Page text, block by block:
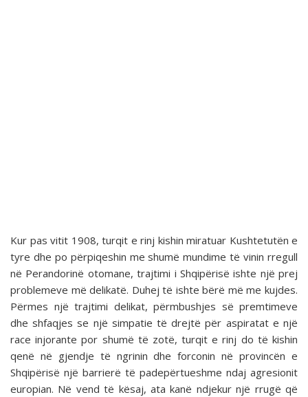
Kur pas vitit 1908, turqit e rinj kishin miratuar Kushtetutën e
tyre dhe po përpiqeshin me shumë mundime të vinin rregull
në Perandorinë otomane, trajtimi i Shqipërisë ishte një prej
problemeve më delikatë. Duhej të ishte bërë më me kujdes.
Përmes një trajtimi delikat, përmbushjes së premtimeve
dhe shfaqjes se një simpatie të drejtë për aspiratat e një
race injorante por shumë të zotë, turqit e rinj do të kishin
qenë në gjendje të ngrinin dhe forconin në provincën e
Shqipërisë një barrierë të padepërtueshme ndaj agresionit
europian. Në vend të kësaj, ata kanë ndjekur një rrugë që